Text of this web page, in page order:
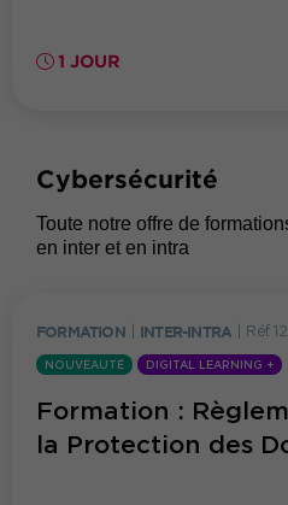
1 JOUR
Cybersécurité
Toute notre offre de
en inter et en intra
FORMATION INTER-INTRA Réf.
NOUVEAUTÉ DIGITAL LEARNING +
Formation :
la Protection des